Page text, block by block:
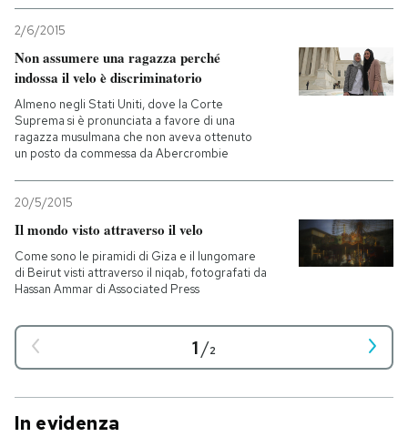
2/6/2015
Non assumere una ragazza perché
indossa il velo è discriminatorio
Almeno negli Stati Uniti, dove la Corte
Suprema si è pronunciata a favore di una
ragazza musulmana che non aveva ottenuto
un posto da commessa da Abercrombie
20/5/2015
Il mondo visto attraverso il velo
Come sono le piramidi di Giza e il lungomare
di Beirut visti attraverso il niqab, fotografati da
Hassan Ammar di Associated Press
1/2
In evidenza